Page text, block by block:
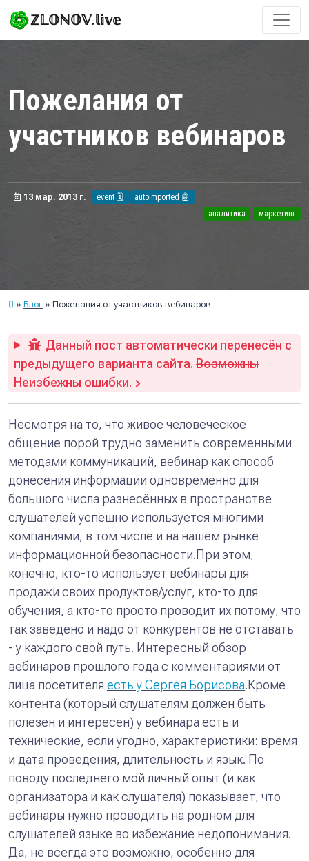
ℤ𝕃𝕆ℕ𝕆𝕍.𝕝𝕚𝕧𝕖
Пожелания от
участников вебинаров
13 мар. 2013 г. event 🗓️
autoimported 🤖
аналитика
маркетинг
Блог Пожелания от участников вебинаров
Данный пост автоматически перенесён с
предыдущего варианта сайта. Возможны
Неизбежны ошибки.
Несмотря на то, что живое человеческое
общение порой трудно заменить современными
методами коммуникаций, вебинар как способ
донесения информации одновременно для
большого числа разнесённых в пространстве
слушателей успешно используется многими
компаниями, в том числе и на нашем рынке
информационной безопасности.При этом,
конечно, кто-то использует вебинары для
продажи своих продуктов/услуг, кто-то для
обучения, а кто-то просто проводит их потому, что
так заведено и надо от конкурентов не отставать
- у каждого свой путь. Интересный обзор
вебинаров прошлого года с комментариями от
лица посетителя есть у Сергея Борисова.Кроме
контента (который слушателям должен быть
полезен и интересен) у вебинара есть и
технические, если угодно, характеристики: время
и дата проведения, длительность и язык. По
поводу последнего мой личный опыт (и как
организатора и как слушателя) показывает, что
вебинары нужно проводить на родном для
слушателей языке во избежание недопонимания.
Да, не всегда это возможно, особенно для